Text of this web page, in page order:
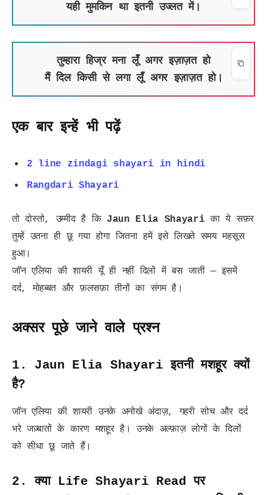
यही मुमकिन था इतनी उज्लत में।
तुम्हारा हिज्र मना लूँ अगर इज़ाज़त हो
मैं दिल किसी से लगा लूँ अगर इज़ाज़त हो।
एक बार इन्हें भी पढ़ें
2 line zindagi shayari in hindi
Rangdari Shayari
तो दोस्तो, उम्मीद है कि Jaun Elia Shayari का ये सफ़र
तुम्हें उतना ही छू गया होगा जितना हमें इसे लिखते समय महसूस
हुआ।
जॉन एलिया की शायरी यूँ ही नहीं दिलों में बस जाती — इसमें
दर्द, मोहब्बत और फ़लसफ़ा तीनों का संगम है।
अक्सर पूछे जाने वाले प्रश्न
1. Jaun Elia Shayari इतनी मशहूर क्यों
है?
जॉन एलिया की शायरी उनके अनोखे अंदाज़, गहरी सोच और दर्द
भरे जज़्बातों के कारण मशहूर है। उनके अल्फ़ाज़ लोगों के दिलों
को सीधा छू जाते हैं।
2. क्या Life Shayari Read पर